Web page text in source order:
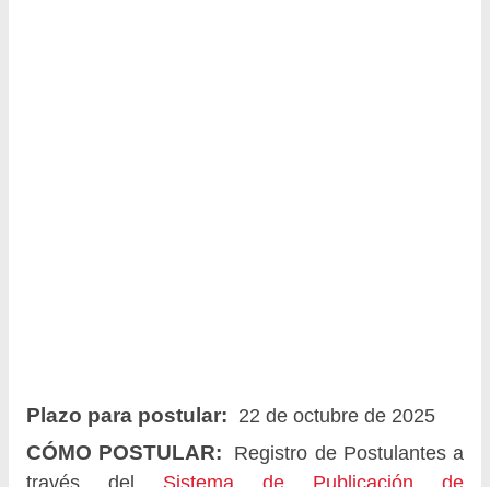
Plazo para postular: 22 de octubre de 2025
CÓMO POSTULAR:
Registro de Postulantes a
través del Sistema de Publicación de